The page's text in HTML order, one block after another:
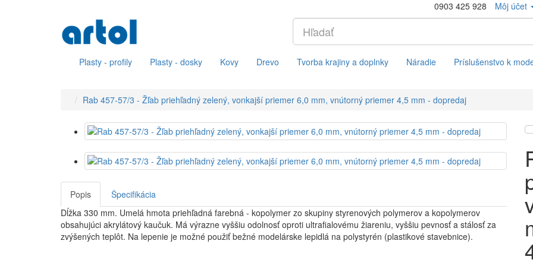
0903 425 928 Môj účet
Plasty - profily Plasty - dosky Kovy Drevo Tvorba krajiny a doplnky Náradie Príslušenstvo k
Rab 457-57/3 - Žľab priehľadný zelený, vonkajší priemer 6,0 mm, vnútorný priemer 4,5 mm - dopredaj
Popis
Špecifikácia
Dĺžka 330 mm. Umelá hmota priehľadná farebná - kopolymer zo skupiny styrenových polymerov a kopolymerov
obsahujúci akrylátový kaučuk. Má výrazne vyššiu odolnosť oproti ultrafialovému žiareniu, vyššiu pevnosť a stálosť za
zvýšených teplôt. Na lepenie je možné použiť bežné modelárske lepidlá na polystyrén (plastikové stavebnice).